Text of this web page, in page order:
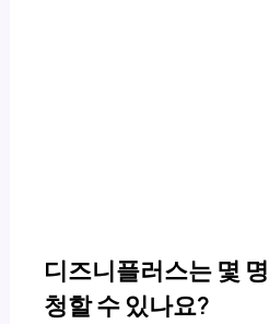
디즈니플러스는 몇
청할 수 있나요?